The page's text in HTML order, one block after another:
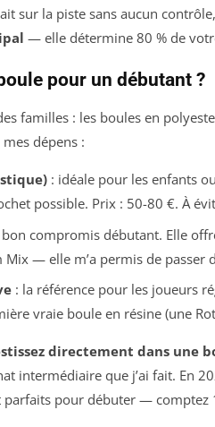
sur la piste sans aucun
— elle détermine 80 % de
pour un débutant ?
familles : les boules en
mes dépens :
: idéale pour les enfants
possible. Prix : 50-80 €. À
compromis débutant. Elle
Mix — elle m’a permis de passer
: la référence pour les joueurs
vraie boule en résine (une
directement dans une
intermédiaire que j’ai fait. En
parfaits pour débuter — comptez